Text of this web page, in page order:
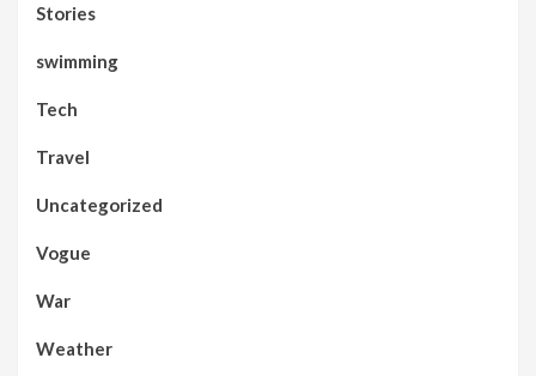
Stories
swimming
Tech
Travel
Uncategorized
Vogue
War
Weather